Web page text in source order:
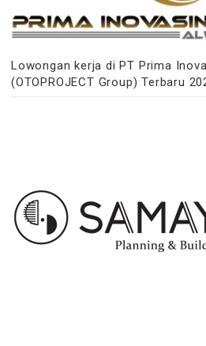
Lowongan kerja di PT Prima
(OTOPROJECT Group) Terbaru